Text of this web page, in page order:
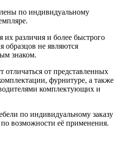
по индивидуальному
различия и более быстрого
образцов не являются
знаком.
отличаться от представленных
фурнитуре, а также
комплектующих и
по индивидуальному заказу
возможности её применения.